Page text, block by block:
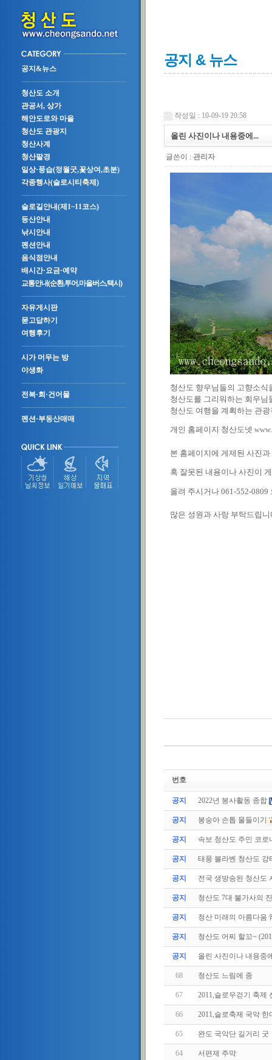
공지&뉴스
청산도 소개
관공서, 상가
해안도로와 마을
청산도 관광지
청산사계
청산팔경
일상·풍습(정월굿,꽃상여,초분)
각종행사(슬로시티축제)
슬로길안내(제1~11코스)
등산안내
낚시안내
펜션안내
음식점안내
배시간·요금·예약
교통안내(순환,투어,마을버스,택시)
자유게시판
묻고답하기
여행후기
시가 머무는 방
야생화
전복·회·건어물
펜션·부동산매매
공지 & 뉴스
작성일 : 10-09-19 20:58
올린 사진이나 내용중에...
글쓴이 : 관리자
청산도 향우님들의 고향소식
청산도를 그리워하는 회우님
청산도 여행을 계획하는 관
개인 홈페이지 청산도넷
본 홈페이지에 게제된 사진
혹 잘못된 내용이나 사진이
올려 주시거나 061-552-
많은 성원과 사랑 부탁드립
번호
공지 2022년 봉사활동 종합
공지 봉숭아 손톱 물들이기
공지 속보 청산도 주민 코로
공지 태풍 볼라벤 청산도 강
공지 전국 생방송된 청산도
공지 청산도 7대 불가사의
공지 청산 미래의 아름다움
공지 청산도 어찌 할꼬~
공지 올린 사진이나 내용중
68 청산도 느림에 종
67 2011,슬로우걷기 축제
66 2011,슬로축제 국악 한
65 완도 국악단 길거리 굿
64 서편제 주막